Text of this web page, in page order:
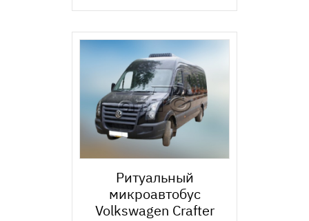
Ритуальный
микроавтобус
Volkswagen Crafter